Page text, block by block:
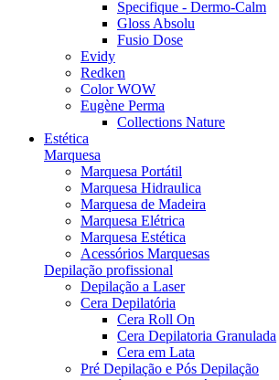
Specifique - Dermo-Calm
Gloss Absolu
Fusio Dose
Evidy
Redken
Color WOW
Eugène Perma
Collections Nature
Estética
Marquesa
Marquesa Portátil
Marquesa Hidraulica
Marquesa de Madeira
Marquesa Elétrica
Marquesa Estética
Acessórios Marquesas
Depilação profissional
Depilação a Laser
Cera Depilatória
Cera Roll On
Cera Depilatoria Granulada
Cera em Lata
Pré Depilação e Pós Depilação